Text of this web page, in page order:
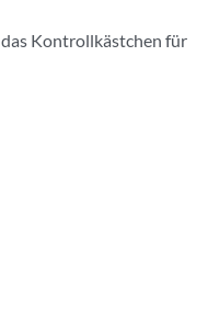
das Kontrollkästchen für